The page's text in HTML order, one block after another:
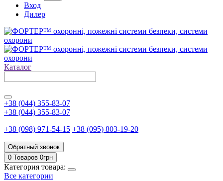
Вход
Дилер
Каталог
+38 (044) 355-83-07
+38 (044) 355-83-07
+38 (098) 971-54-15 +38 (095) 803-19-20
Обратный звонок
0 Товаров 0грн
Категория товара:
Все категории